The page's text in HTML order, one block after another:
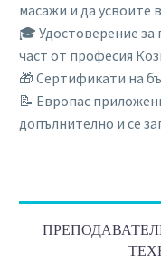
масажи и да усвоите
🎓 Удостоверение
част от професия
🎁 Сертификати на
📝 Европас
допълнително и се